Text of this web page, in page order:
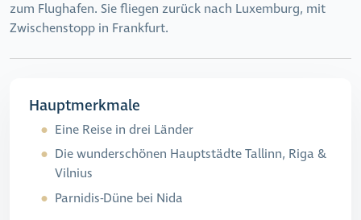
zum Flughafen. Sie fliegen zurück nach Luxemburg, mit
Zwischenstopp in Frankfurt.
Hauptmerkmale
Eine Reise in drei Länder
Die wunderschönen Hauptstädte Tallinn, Riga &
Vilnius
Parnidis-Düne bei Nida